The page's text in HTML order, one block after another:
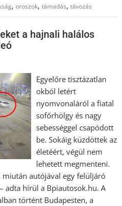
,oroszok,támadás,távozás
a hajnali halálos
Egyelőre tisztázatlan
okból letért
nyomvonaláról a fiatal
sofőrhölgy és nagy
sebességgel csapódott
be. Sokáig küzdöttek az
életéért, végül nem
lehetett megmenteni.
miután autójával egy felüljáró
adta hírül a Bpiautosok.hu. A
történt Budapesten, a